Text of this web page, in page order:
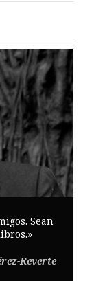
Sean
Reverte